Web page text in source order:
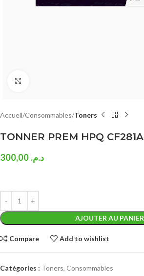
Accueil Consommables Toners
TONNER PREM HPQ CF281A
د.م.
AJOUTER AU PANIER
Compare Add to wishlist
Catégories : Toners, Consommables